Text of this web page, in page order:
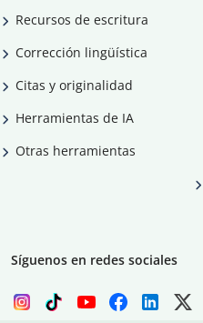
Recursos de escritura
Corrección lingüística
Citas y originalidad
Herramientas de IA
Otras herramientas
Síguenos en redes sociales